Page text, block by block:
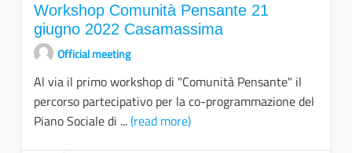
Workshop Comunità Pensante 21
giugno 2022 Casamassima
Official meeting
Al via il primo workshop di "Comunità Pensante" il
percorso partecipativo per la co-programmazione del
Piano Sociale di ...(read more)